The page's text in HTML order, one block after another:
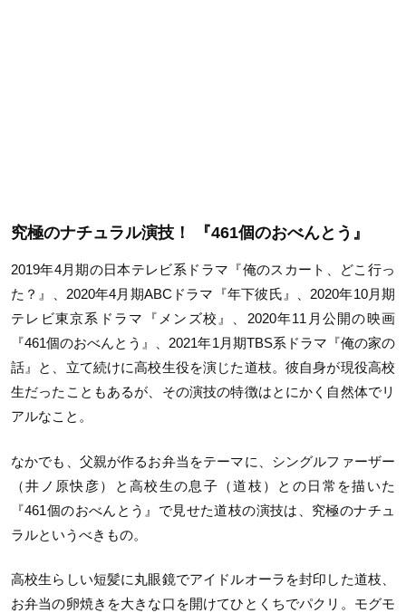
究極のナチュラル演技！ 『461個のおべんとう』
2019年4月期の日本テレビ系ドラマ『俺のスカート、どこ行っ
た？』、2020年4月期ABCドラマ『年下彼氏』、2020年10月期
テレビ東京系ドラマ『メンズ校』、2020年11月公開の映画
『461個のおべんとう』、2021年1月期TBS系ドラマ『俺の家の
話』と、立て続けに高校生役を演じた道枝。彼自身が現役高校
生だったこともあるが、その演技の特徴はとにかく自然体でリ
アルなこと。
なかでも、父親が作るお弁当をテーマに、シングルファーザー
（井ノ原快彦）と高校生の息子（道枝）との日常を描いた
『461個のおべんとう』で見せた道枝の演技は、究極のナチュ
ラルというべきもの。
高校生らしい短髪に丸眼鏡でアイドルオーラを封印した道枝、
お弁当の卵焼きを大きな口を開けてひとくちでパクリ。モグモ